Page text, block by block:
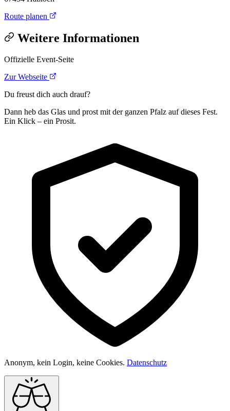
Route planen
Weitere Informationen
Offizielle Event-Seite
Zur Webseite
Du freust dich auch drauf?
Dann heb das Glas und prost mit der ganzen Pfalz auf dieses Fest.
Ein Klick – ein Prosit.
Anonym, kein Login, keine Cookies. Datenschutz